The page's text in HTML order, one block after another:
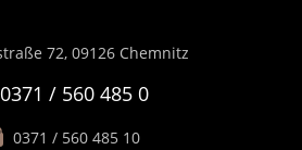
72, 09126 Chemnitz
0371 / 560 485 0
0371 / 560 485 10